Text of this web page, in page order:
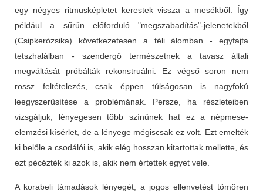
egy négyes ritmusképletet kerestek vissza a mesékből. Így
például a sűrűn előforduló "megszabadítás"-jelenetekből
(Csipkerózsika) következetesen a téli álomban - egyfajta
tetszhalálban - szendergő természetnek a tavasz általi
megváltását próbálták rekonstruálni. Ez végső soron nem
rossz feltételezés, csak éppen túlságosan is nagyfokú
leegyszerűsítése a problémának. Persze, ha részleteiben
vizsgáljuk, lényegesen több színűnek hat ez a népmese-
elemzési kísérlet, de a lényege mégiscsak ez volt. Ezt emelték
ki belőle a csodálói is, akik elég hosszan kitartottak mellette, és
ezt pécézték ki azok is, akik nem értettek egyet vele.
A korabeli támadások lényegét, a jogos ellenvetést tömören